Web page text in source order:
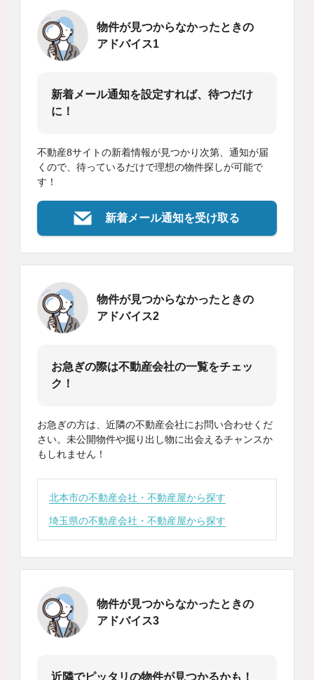
物件が見つからなかったときの
アドバイス1
新着メール通知を設定すれば、待つだけ
に！
不動産8サイトの新着情報が見つかり次第、通知が届
くので、待っているだけで理想の物件探しが可能で
す！
新着メール通知を受け取る
物件が見つからなかったときの
アドバイス2
お急ぎの際は不動産会社の一覧をチェッ
ク！
お急ぎの方は、近隣の不動産会社にお問い合わせくだ
さい。未公開物件や掘り出し物に出会えるチャンスか
もしれません！
北本市の不動産会社・不動産屋から探す
埼玉県の不動産会社・不動産屋から探す
物件が見つからなかったときの
アドバイス3
近隣でピッタリの物件が見つかるかも！